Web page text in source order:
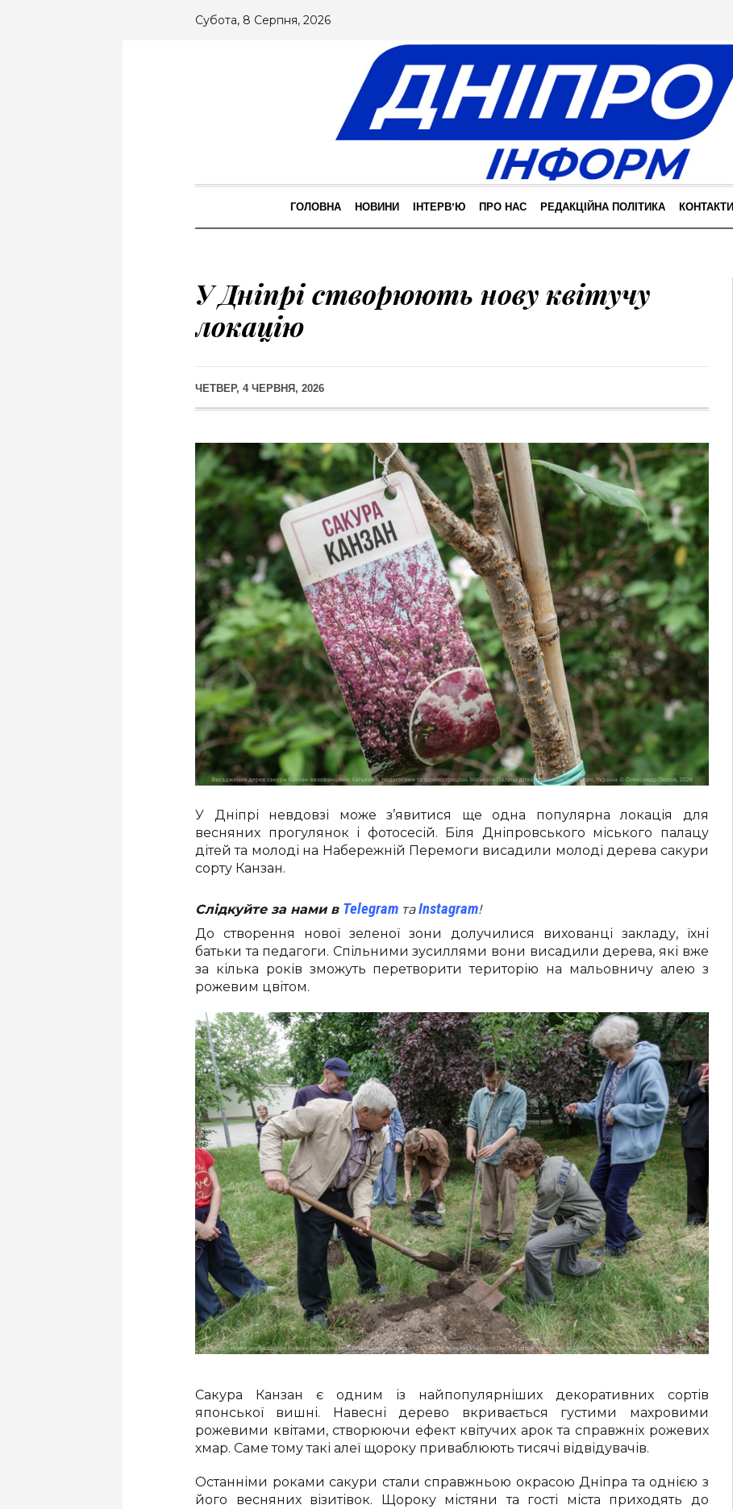
Субота, 8 Серпня, 2026
ГОЛОВНА НОВИНИ ІНТЕРВʼЮ ПРО НАС РЕДАКЦІЙНА ПОЛІТИКА КОНТАКТИ
У Дніпрі створюють нову квітучу
локацію
ЧЕТВЕР, 4 ЧЕРВНЯ, 2026
У Дніпрі невдовзі може з’явитися ще одна популярна локація для
весняних прогулянок і фотосесій. Біля Дніпровського міського палацу
дітей та молоді на Набережній Перемоги висадили молоді дерева сакури
сорту Канзан.
Слідкуйте за нами в Telegram таInstagram!
До створення нової зеленої зони долучилися вихованці закладу, їхні
батьки та педагоги. Спільними зусиллями вони висадили дерева, які вже
за кілька років зможуть перетворити територію на мальовничу алею з
рожевим цвітом.
Сакура Канзан є одним із найпопулярніших декоративних сортів
японської вишні. Навесні дерево вкривається густими махровими
рожевими квітами, створюючи ефект квітучих арок та справжніх рожевих
хмар. Саме тому такі алеї щороку приваблюють тисячі відвідувачів.
Останніми роками сакури стали справжньою окрасою Дніпра та однією з
його весняних візитівок. Щороку містяни та гості міста приходять до